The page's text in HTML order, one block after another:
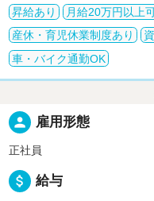
昇給あり
月給20万円以上
産休・育児休業制度あり
車・バイク通勤OK
person 雇用形態
正社員
attach_money 給与